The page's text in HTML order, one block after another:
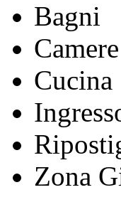
Bagni
Camere
Cucina
Zona